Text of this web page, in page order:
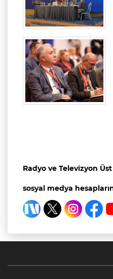
Radyo ve Televizyon
sosyal medya